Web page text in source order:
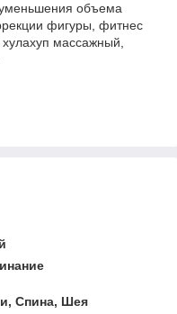
объема
фигуры, фитнес
массажный,
Спина, Шея